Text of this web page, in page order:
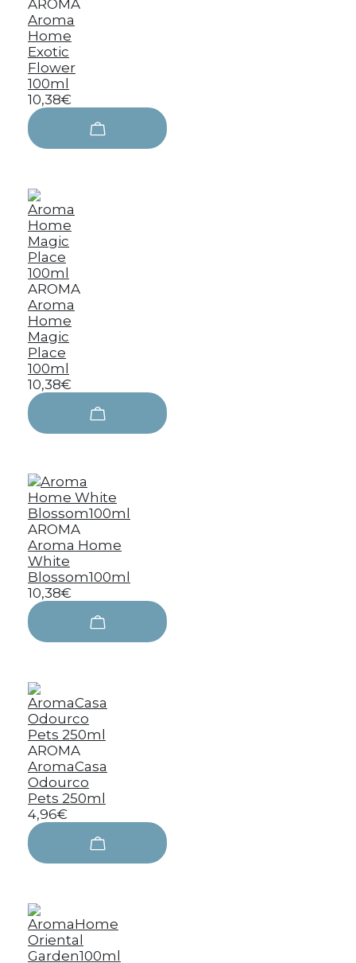
AROMA
Aroma
Home
Exotic
Flower
100ml
10,38€
AROMA
Aroma
Home
Magic
Place
100ml
10,38€
AROMA
Aroma Home
White
Blossom100ml
10,38€
AROMA
AromaCasa
Odourco
Pets 250ml
4,96€